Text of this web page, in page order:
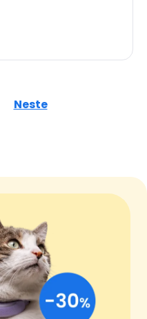
Neste